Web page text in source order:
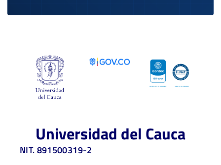
Universidad del Cauca
NIT. 891500319-2